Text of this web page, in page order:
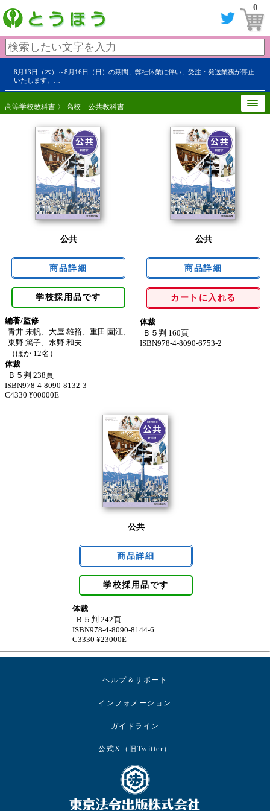
0
8月13日（木）～8月16日（日）の期間、弊社休業に伴い、受注・発送業務が停止
いたします。…
高等学校教科書 〉 高校－公共教科書
公共
学校採用品です
編著/監修
青井 未帆、大屋 雄裕、重田 園江、
東野 篤子、水野 和夫
（ほか 12名）
体裁
Ｂ５判 238頁
ISBN978-4-8090-8132-3
C4330 ¥00000E
公共
カートに入れる
体裁
Ｂ５判 160頁
ISBN978-4-8090-6753-2
公共
学校採用品です
体裁
Ｂ５判 242頁
ISBN978-4-8090-8144-6
C3330 ¥23000E
ヘルプ＆サポート
インフォメーション
ガイドライン
公式X（旧Twitter）